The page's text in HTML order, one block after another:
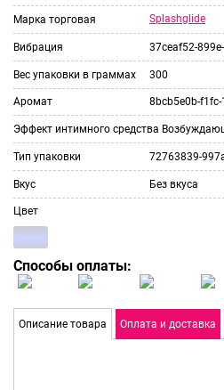
Марка торговая Splashglide
Вибрация 37ceaf52-
Вес упаковки в граммах 300
Аромат 8bcb5e0b-
Эффект интимного средства
Тип упаковки 72763839-
Вкус Без вкуса
Цвет
Способы оплаты:
Описание товара Оплата и доставка